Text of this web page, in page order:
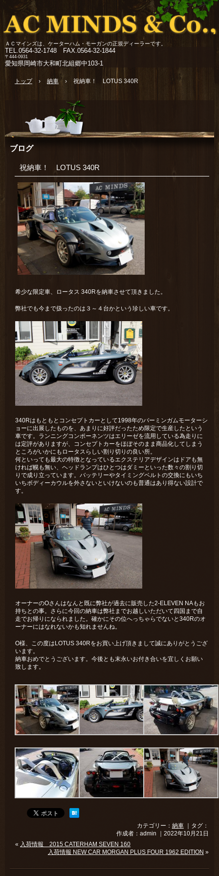
ＡＣマインズは、ケーターハム・モーガンの正規ディーラーです。
TEL.0564-32-1748 FAX.0564-32-1844
〒444-0931
愛知県岡崎市大和町北組郷中103-1
トップ › 納車 › 祝納車！ LOTUS 340R
ブログ
祝納車！ LOTUS 340R
希少な限定車、ロータス 340Rを納車させて頂きました。
弊社でも今まで扱ったのは３～４台かという珍しい車です。
340Rはもともとコンセプトカーとして1998年のバーミンガムモーターシ
ョーに出展したものを、あまりに好評だったため限定で生産したという
車です。ランニングコンポーネンツはエリーゼを流用している為走りに
は定評がありますが、コンセプトカーをほぼそのまま商品化してしまう
ところがいかにもロータスらしい割り切りの良い所。
何といっても最大の特徴となっているエクステリアデザインはドアも無
ければ幌も無い、ヘッドランプはひとつはダミーといった数々の割り切
りで成り立っています。バッテリーやタイミングベルトの交換にもいち
いちボディーカウルを外さないといけないのも普通はあり得ない設計で
す。
オーナーのOさんはなんと既に弊社が過去に販売した2-ELEVEN NAもお
持ちとの事。さらに今回の納車は弊社までお越しいただいて四国まで自
走でお帰りになられました。確かにその位へっちゃらでないと340Rのオ
ーナーにはなれないかも知れませんね。
O様、この度はLOTUS 340Rをお買い上げ頂きまして誠にありがとうござ
います。
納車おめでとうございます。今後とも末永いお付き合いを宜しくお願い
致します。
カテゴリー： 納車｜タグ：
作成者：admin ｜2022年10月21日
« 入荷情報 2015 CATERHAM SEVEN 160
入荷情報 NEW CAR MORGAN PLUS FOUR 1962 EDITION »